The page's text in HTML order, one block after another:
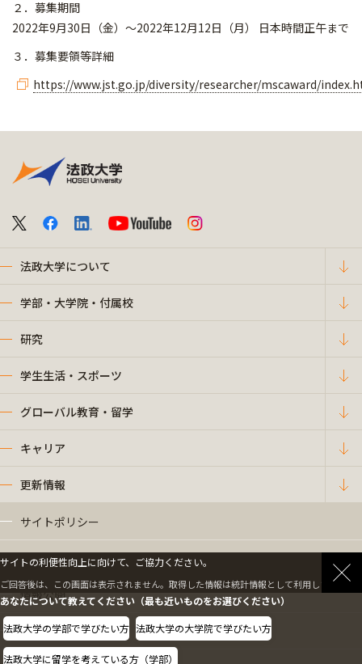
２．募集期間
2022年9月30日（金）～2022年12月12日（月） 日本時間正午まで
３．募集要領等詳細
https://www.jst.go.jp/diversity/researcher/mscaward/
法政大学について
学部・大学院・付属校
研究
学生生活・スポーツ
グローバル教育・留学
キャリア
更新情報
サイトポリシー
プライバシーポリシー
情報公開
採用情報
サイトの利便性向上に向けて、ご協力ください。
ご回答後は、この画面は表示されません。取得した情報は統計情報として利用します。
あなたについて教えてください（最も近いものをお選びください）
法政大学の学部で学びたい方 法政大学の大学院で学びたい方
法政大学に留学を考えている方（学部）